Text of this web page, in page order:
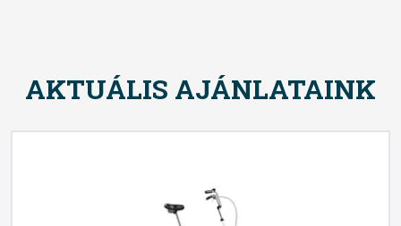
AKTUÁLIS AJÁNLATAINK